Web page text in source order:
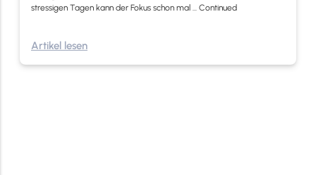
stressigen Tagen kann der Fokus schon mal … Continued
Artikel lesen